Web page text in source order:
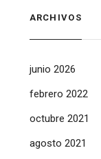
ARCHIVOS
junio 2026
febrero 2022
octubre 2021
agosto 2021